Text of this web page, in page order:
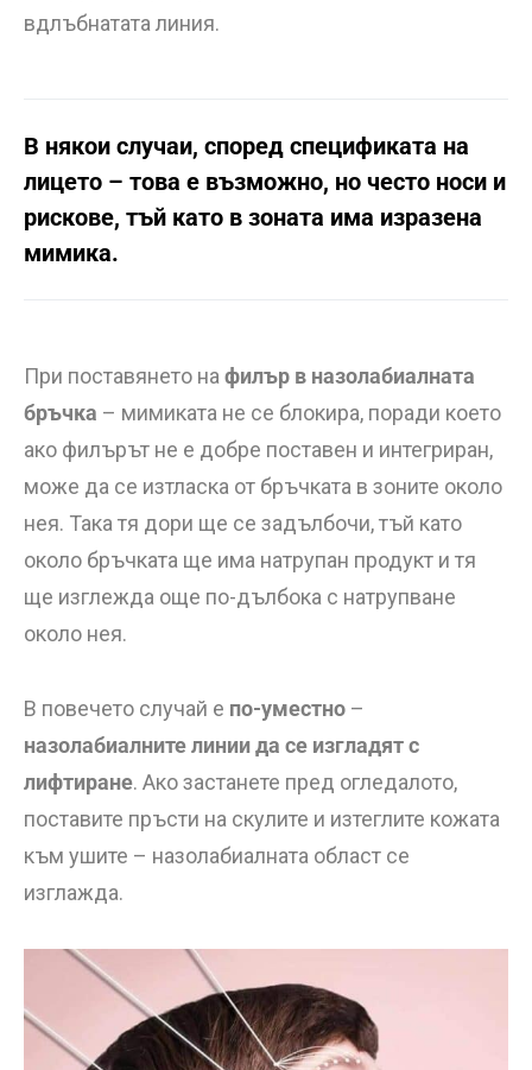
вдлъбнатата линия.
В някои случаи, според спецификата на
лицето – това е възможно, но често носи и
рискове, тъй като в зоната има изразена
мимика.
При поставянето на филър в назолабиалната
бръчка – мимиката не се блокира, поради което
ако филърът не е добре поставен и интегриран,
може да се изтласка от бръчката в зоните около
нея. Така тя дори ще се задълбочи, тъй като
около бръчката ще има натрупан продукт и тя
ще изглежда още по-дълбока с натрупване
около нея.
В повечето случай е по-уместно –
назолабиалните линии да се изгладят с
лифтиране. Ако застанете пред огледалото,
поставите пръсти на скулите и изтеглите кожата
към ушите – назолабиалната област се
изглажда.